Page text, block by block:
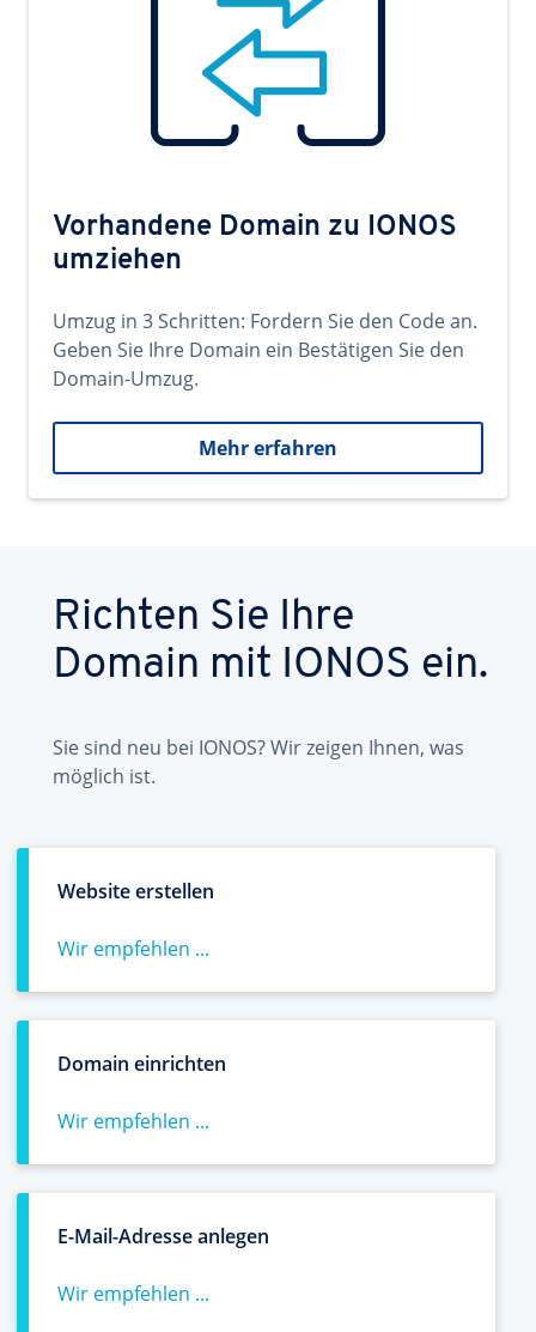
Vorhandene Domain zu IONOS
umziehen
Umzug in 3 Schritten: Fordern Sie den Code an.
Geben Sie Ihre Domain ein Bestätigen Sie den
Domain-Umzug.
Mehr erfahren
Richten Sie Ihre
Domain mit IONOS ein.
Sie sind neu bei IONOS? Wir zeigen Ihnen, was
möglich ist.
Website erstellen
Wir empfehlen ...
Domain einrichten
Wir empfehlen ...
E-Mail-Adresse anlegen
Wir empfehlen ...